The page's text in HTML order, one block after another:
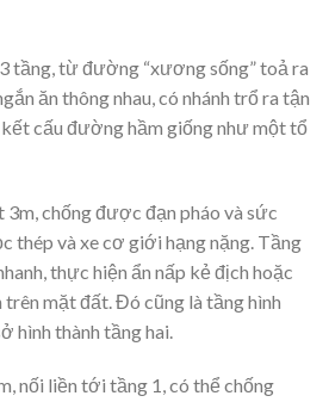
tầng, từ đường “xương sống” toả ra
ăn thông nhau, có nhánh trổ ra tận
kết cấu đường hầm giống như một tổ
chống được đạn pháo và sức
thép và xe cơ giới hạng nặng. Tầng
thực hiện ẩn nấp kẻ địch hoặc
mặt đất. Đó cũng là tầng hình
hình thành tầng hai.
nối liền tới tầng 1, có thể chống